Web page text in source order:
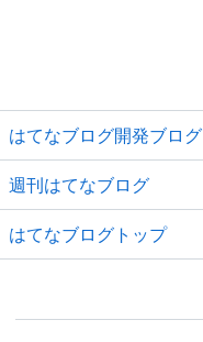
はてなブログ開発ブログ
週刊はてなブログ
はてなブログトップ